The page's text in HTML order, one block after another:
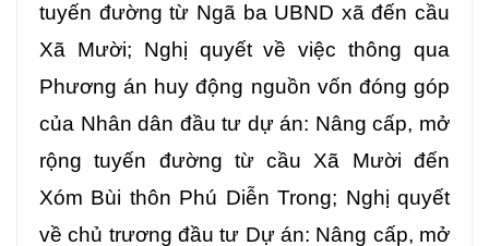
tuyến đường từ Ngã ba UBND xã đến cầu
Xã Mười; Nghị quyết về việc thông qua
Phương án huy động nguồn vốn đóng góp
của Nhân dân đầu tư dự án: Nâng cấp, mở
rộng tuyến đường từ cầu Xã Mười đến
Xóm Bùi thôn Phú Diễn Trong; Nghị quyết
về chủ trương đầu tư Dự án: Nâng cấp, mở